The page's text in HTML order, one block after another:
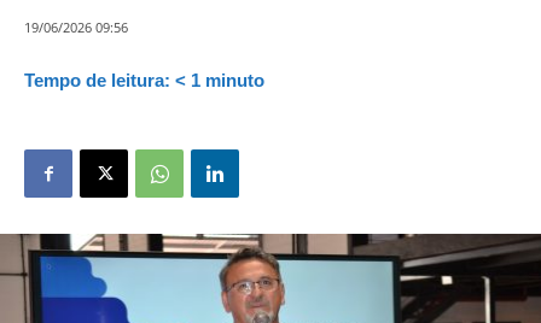
19/06/2026 09:56
Tempo de leitura: < 1 minuto